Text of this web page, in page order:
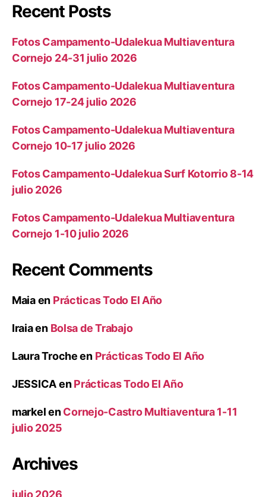
Recent Posts
Fotos Campamento-Udalekua Multiaventura
Cornejo 24-31 julio 2026
Fotos Campamento-Udalekua Multiaventura
Cornejo 17-24 julio 2026
Fotos Campamento-Udalekua Multiaventura
Cornejo 10-17 julio 2026
Fotos Campamento-Udalekua Surf Kotorrio 8-14
julio 2026
Fotos Campamento-Udalekua Multiaventura
Cornejo 1-10 julio 2026
Recent Comments
Maiaen Prácticas Todo El Año
Iraiaen Bolsa de Trabajo
Laura Trocheen Prácticas Todo El Año
JESSICAenPrácticas Todo El Año
markelenCornejo-Castro Multiaventura 1-11
julio 2025
Archives
julio 2026